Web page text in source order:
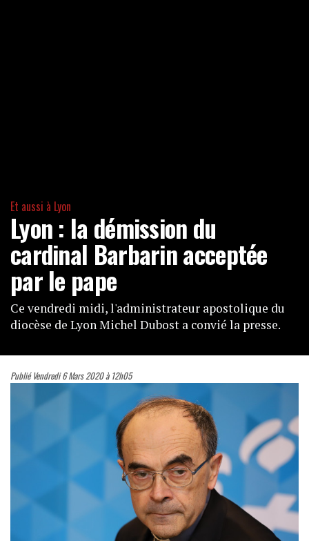
Et aussi à Lyon
Lyon : la démission du
cardinal Barbarin acceptée
par le pape
Ce vendredi midi, l'administrateur apostolique du
diocèse de Lyon Michel Dubost a convié la presse.
Publié Vendredi 6 Mars 2020 à 12h05